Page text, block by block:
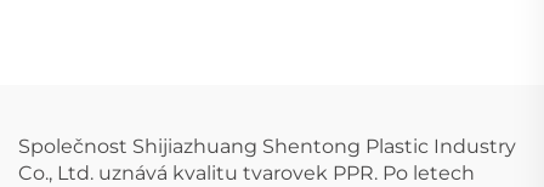
Společnost Shijiazhuang Shentong Plastic Industry
Co., Ltd. uznává kvalitu tvarovek PPR. Po letech